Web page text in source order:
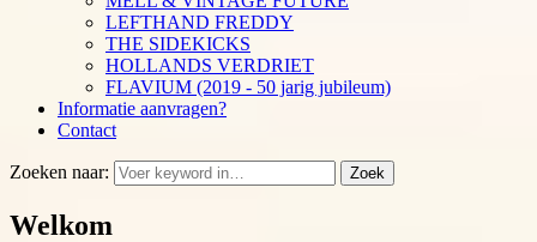
LEFTHAND FREDDY
THE SIDEKICKS
HOLLANDS VERDRIET
FLAVIUM (2019 - 50 jarig jubileum)
Informatie aanvragen?
Contact
Zoeken naar: Zoek
Welkom